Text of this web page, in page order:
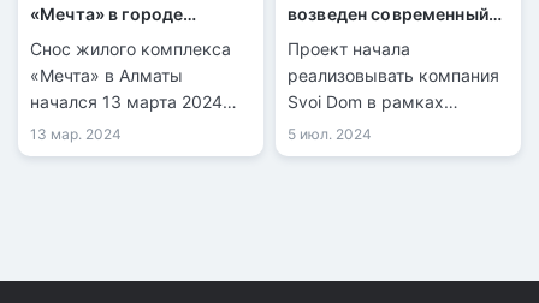
«Мечта» в городе
Алматы
Снос жилого комплекса
«Мечта» в Алматы
начался 13 марта 2024
года. Данный дом был
построен с
13 мар. 2024
возведен современный
дом школьников
Проект начала
реализовывать компания
Svoi Dom в рамках
социальной
ответственности.
5 июл. 2024